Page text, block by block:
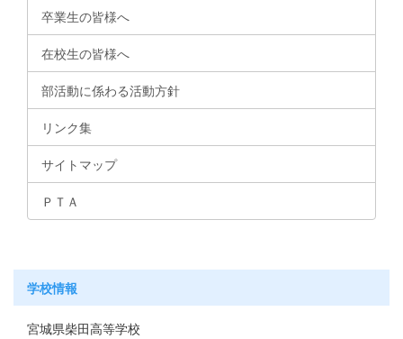
卒業生の皆様へ
在校生の皆様へ
部活動に係わる活動方針
リンク集
サイトマップ
ＰＴＡ
学校情報
宮城県柴田高等学校